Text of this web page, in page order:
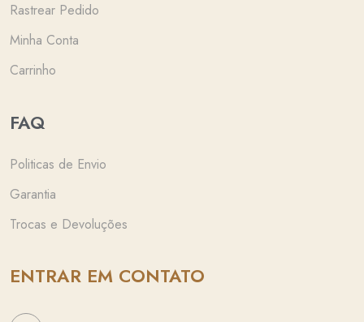
Rastrear Pedido
Minha Conta
Carrinho
FAQ
Politicas de Envio
Garantia
Trocas e Devoluções
ENTRAR EM CONTATO